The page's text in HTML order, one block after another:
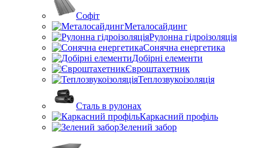
Софіт
Металосайдинг
Рулонна гідроізоляція
Сонячна енергетика
Добірні елементи
Євроштахетник
Теплозвукоізоляція
Сталь в рулонах
Каркасний профіль
Зелений забор